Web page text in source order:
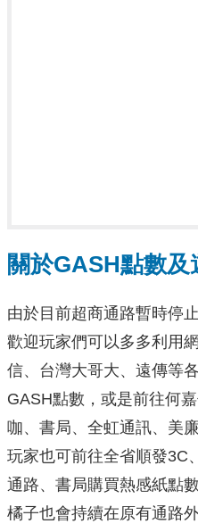
關於GASH點數
由於目前超商通路暫時停
歡迎玩家們可以多多利用
信、台灣大哥大、遠傳等
GASH點數，或是前往何
咖、書局、全虹通訊、美
玩家也可前往全省順發3C
通路、書局購買熱感紙點
橘子也會持續在原有通路